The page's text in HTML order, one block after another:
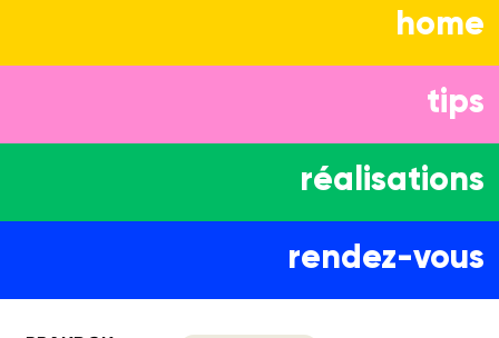
home
tips
réalisations
rendez-vous